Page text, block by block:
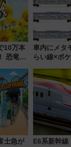
10万本
恐竜や
2026年
車内にメタ
らい線×ポ
行開始に！
横浜へ！
士急が
E6系新幹線